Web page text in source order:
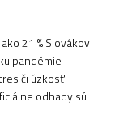
21 % Slovákov
pandémie
či úzkosť
odhady sú